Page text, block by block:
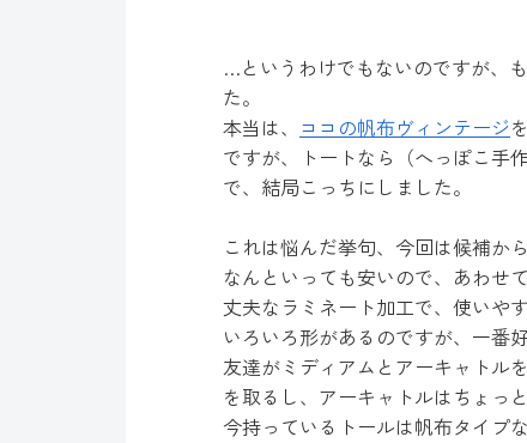
…というわけでもないのですが、
た。
本当は、 ココの帆布ヴィンテージ
ですが、トートなら（へっぽこ手
で、結局こっちにしました。
これは悩んだ挙句、今回は候補か
なんといっても安いので、あわせ
丈夫なラミネート加工で、使いや
いろいろ形があるのですが、一番
友達がミディアムとアーキャトル
を取るし、アーキャトルはちょっ
今持っているトールは帆布タイプ